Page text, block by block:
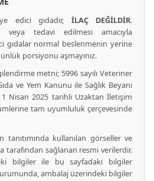
edici gıdadır, İLAÇ DEĞİLDİR.
veya tedavi edilmesi amacıyla
gıdalar normal beslenmenin yerine
porsiyonu aşmayınız.
metni; 5996 sayılı Veteriner
ve Yem Kanunu ile Sağlık Beyanı
Nisan 2025 tarihli Uzaktan İletişim
tam uyumluluk çerçevesinde
tanıtımında kullanılan görseller ve
tarafından sağlanan resmi verilerdir.
bilgiler ile bu sayfadaki bilgiler
ambalaj üzerindeki bilgiler